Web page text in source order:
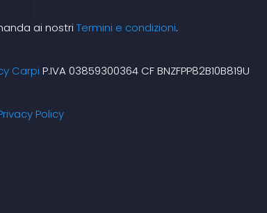
e
r
ai nostri Termini e condizioni.
Carpi P.IVA 03859300364 CF BNZFPP82B10B819U
Policy